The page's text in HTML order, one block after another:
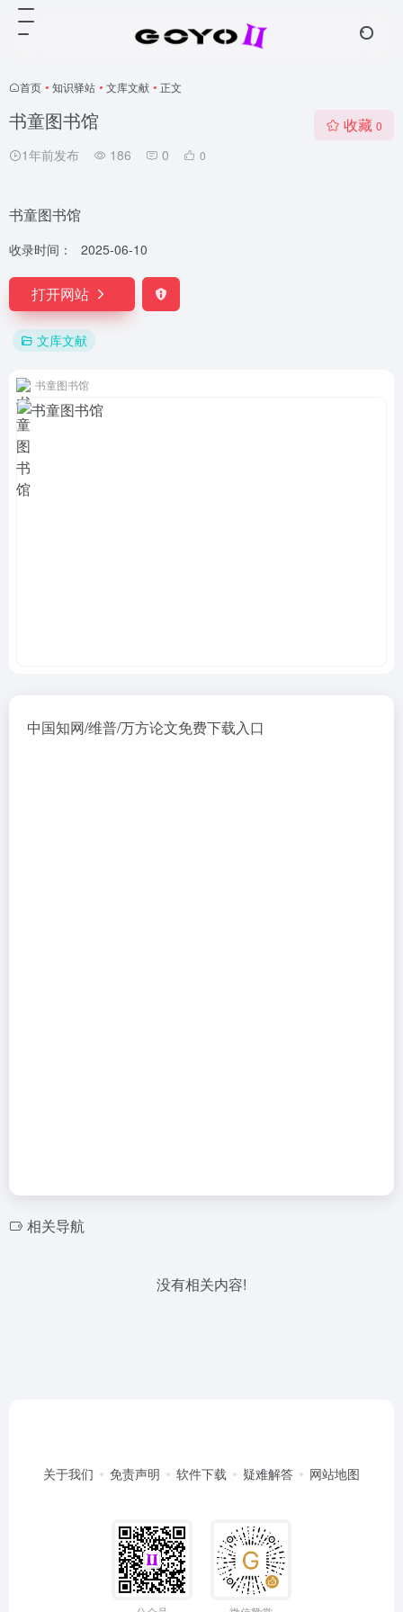
首页 • 知识驿站 • 文库文献 • 正文
书童图书馆
1年前发布 186 0 0
收藏 0
书童图书馆
收录时间： 2025-06-10
打开网站
文库文献
书童图书馆
中国知网/维普/万方论文免费下载入口
相关导航
没有相关内容!
关于我们 免责声明 软件下载 疑难解答 网站地图